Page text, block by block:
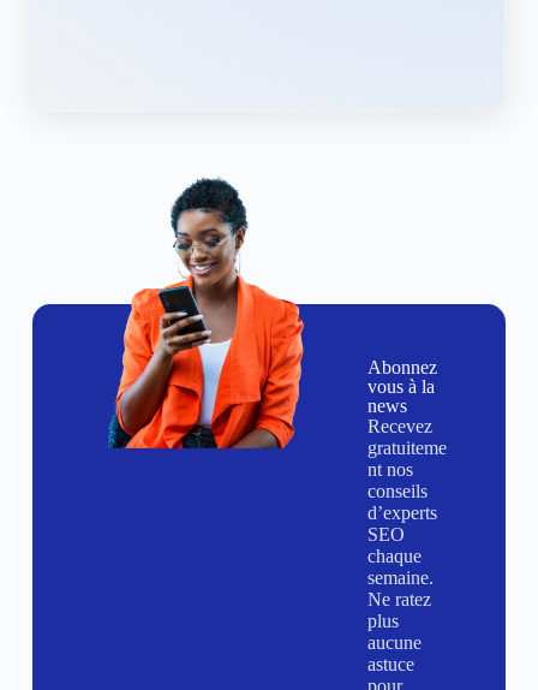
Abonnez
vous à la
news
Recevez
gratuiteme
nt nos
conseils
d’experts
SEO
chaque
semaine.
Ne ratez
plus
aucune
astuce